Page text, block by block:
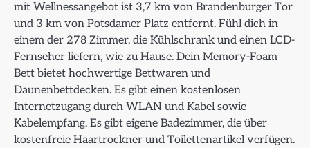
mit Wellnessangebot ist 3,7 km von Brandenburger Tor
und 3 km von Potsdamer Platz entfernt. Fühl dich in
einem der 278 Zimmer, die Kühlschrank und einen LCD-
Fernseher liefern, wie zu Hause. Dein Memory-Foam
Bett bietet hochwertige Bettwaren und
Daunenbettdecken. Es gibt einen kostenlosen
Internetzugang durch WLAN und Kabel sowie
Kabelempfang. Es gibt eigene Badezimmer, die über
kostenfreie Haartrockner und Toilettenartikel verfügen.